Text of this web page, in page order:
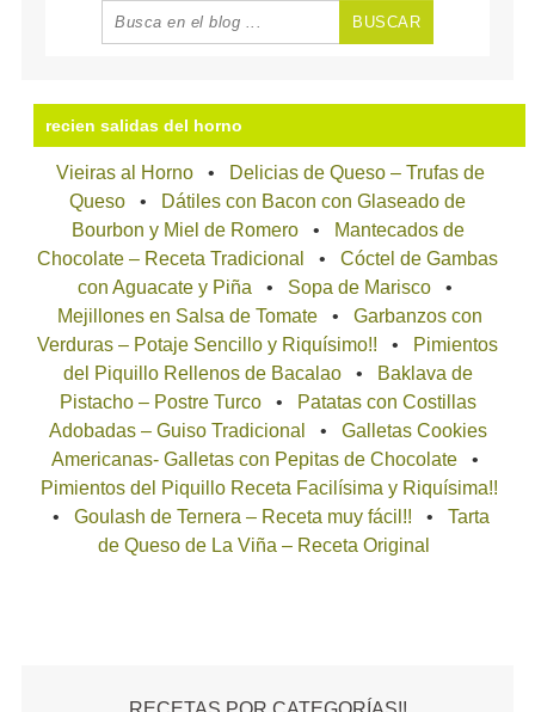
recien salidas del horno
Vieiras al Horno
Delicias de Queso – Trufas de
Queso
Dátiles con Bacon con Glaseado de
Bourbon y Miel de Romero
Mantecados de
Chocolate – Receta Tradicional
Cóctel de Gambas
con Aguacate y Piña
Sopa de Marisco
Mejillones en Salsa de Tomate
Garbanzos con
Verduras – Potaje Sencillo y Riquísimo!!
Pimientos
del Piquillo Rellenos de Bacalao
Baklava de
Pistacho – Postre Turco
Patatas con Costillas
Adobadas – Guiso Tradicional
Galletas Cookies
Americanas- Galletas con Pepitas de Chocolate
Pimientos del Piquillo Receta Facilísima y Riquísima!!
Goulash de Ternera – Receta muy fácil!!
Tarta
de Queso de La Viña – Receta Original